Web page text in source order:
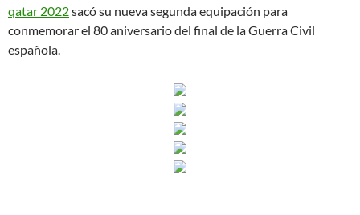
qatar 2022sacó su nueva segunda equipación para
conmemorar el 80 aniversario del final de la Guerra Civil
española.